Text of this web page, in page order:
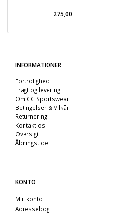
275,00
INFORMATIONER
Fortrolighed
Fragt og levering
Om CC Sportswear
Betingelser & Vilkår
Returnering
Kontakt os
Oversigt
Åbningstider
KONTO
Min konto
Adressebog